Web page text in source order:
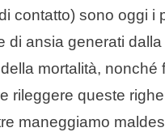
contatto) sono oggi i
di ansia generati dalla
mortalità, nonché
rileggere queste
maneggiamo